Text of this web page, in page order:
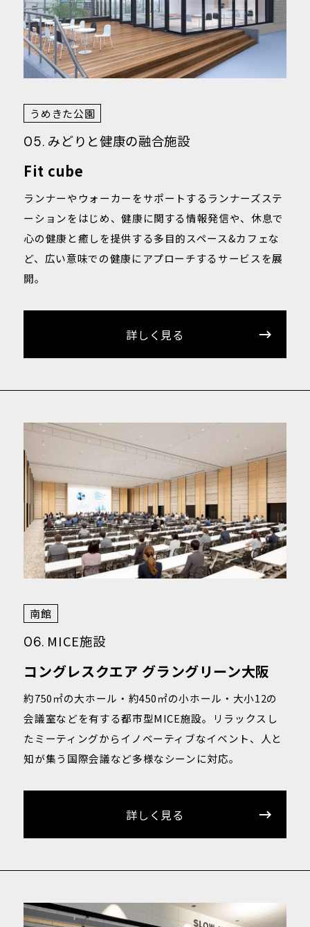
うめきた公園
05. みどりと健康の融合施設
Fit cube
ランナーやウォーカーをサポートするランナーズステ
ーションをはじめ、健康に関する情報発信や、休息で
心の健康と癒しを提供する多目的スペース&カフェな
ど、広い意味での健康にアプローチするサービスを展
開。
詳しく見る
南館
06. MICE施設
コングレスクエア グラングリーン大阪
約750㎡の大ホール・約450㎡の小ホール・大小12の
会議室などを有する都市型MICE施設。リラックスし
たミーティングからイノベーティブなイベント、人と
知が集う国際会議など多様なシーンに対応。
詳しく見る